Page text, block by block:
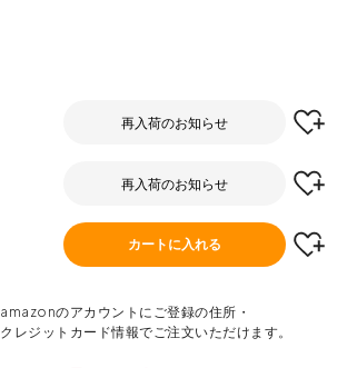
再入荷のお知らせ
再入荷のお知らせ
カートに入れる
amazonのアカウントにご登録の住所・
クレジットカード情報でご注文いただけます。